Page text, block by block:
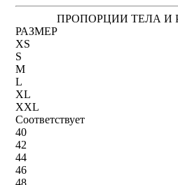
ПРОПОРЦИИ ТЕЛА И
РАЗМЕР
XS
S
M
L
XL
XXL
Соответствует
40
42
44
46
48